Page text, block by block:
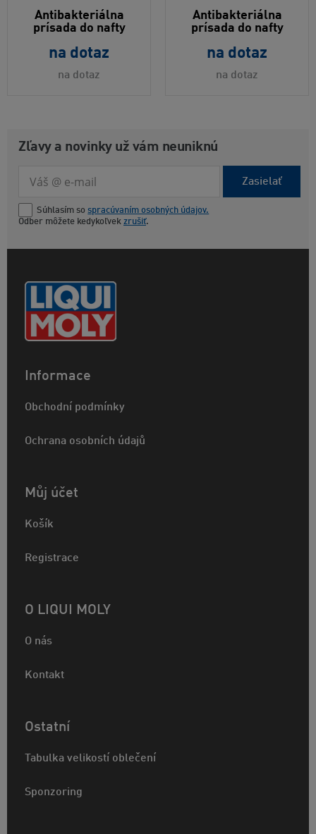
Antibakteriálna
prísada do nafty
na dotaz
na dotaz
Antibakteriálna
prísada do nafty
na dotaz
na dotaz
Zľavy a novinky už vám neuniknú
Zasielať
Súhlasím so spracúvaním osobných údajov.
Odber môžete kedykoľvek zrušiť.
Informace
Obchodní podmínky
Ochrana osobních údajů
Můj účet
Košík
Registrace
O LIQUI MOLY
O nás
Kontakt
Ostatní
Tabulka velikostí oblečení
Sponzoring